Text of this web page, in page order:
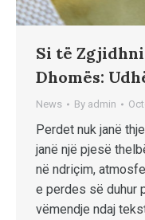
Si të
Dhomës:
News By admin
Perdet nuk janë
janë një pjesë
në ndriçim,
e perdes së duhur
vëmendje ndaj